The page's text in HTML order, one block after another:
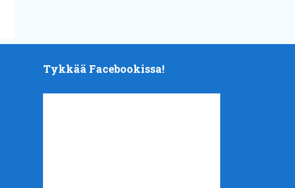
Tykkää Facebookissa!